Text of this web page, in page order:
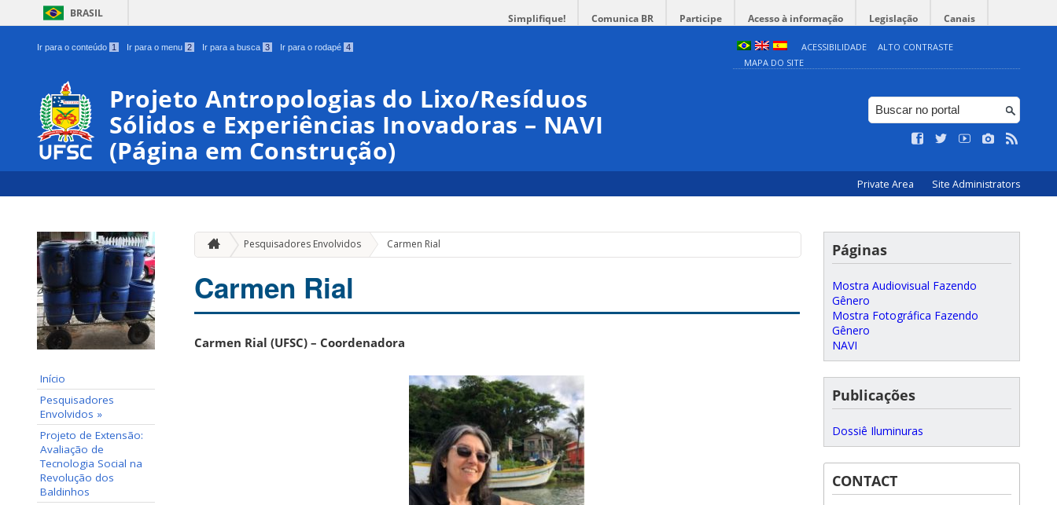
BRASIL Simplifique! Comunica BR Participe Acesso à informação Legislação Canais
Ir para o conteúdo 1 Ir para o menu 2 Ir para a busca 3 Ir para o rodapé 4 ACESSIBILIDADE
ALTO CONTRASTE
MAPA DO SITE
Projeto Antropologias do Lixo/Resíduos
Sólidos e Experiências Inovadoras – NAVI
(Página em Construção)
Private Area Site Administrators
Início
Pesquisadores
Envolvidos »
Projeto de Extensão:
Avaliação de
Tecnologia Social na
Revolução dos
Baldinhos
Pesquisadores Envolvidos Carmen Rial
Carmen Rial
Carmen Rial (UFSC) – Coordenadora
Páginas
Mostra Audiovisual Fazendo
Gênero
Mostra Fotográfica Fazendo
Gênero
NAVI
Publicações
Dossiê Iluminuras
CONTACT